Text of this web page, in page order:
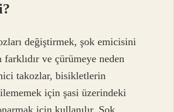
değiştirmek, şok emicisini
ve çürümeye neden
takozlar, bisikletlerin
için şasi üzerindeki
için kullanılır. Şok